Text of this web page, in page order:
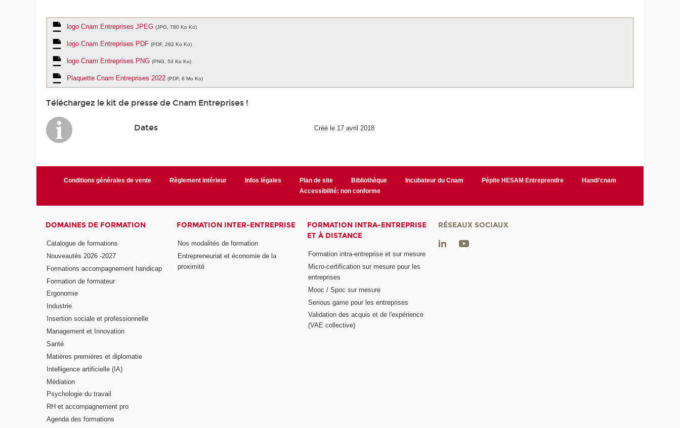
logo Cnam Entreprises JPEG (JPG, 780 Ko Ko)
logo Cnam Entreprises PDF (PDF, 292 Ko Ko)
logo Cnam Entreprises PNG (PNG, 53 Ko Ko)
Plaquette Cnam Entreprises 2022 (PDF, 6 Mo Ko)
Téléchargez le kit de presse de Cnam Entreprises !
Dates Créé le 17 avril 2018
Conditions générales de vente Règlement intérieur Infos légales Plan de site Bibliothèque Incubateur du Cnam Pépite HESAM Entreprendre
Handi'cnam
Accessibilité: non conforme
DOMAINES DE FORMATION
Catalogue de formations
Nouveautés 2026 -2027
Formations accompagnement handicap
Formation de formateur
Ergonomie
Industrie
Insertion sociale et professionnelle
Management et Innovation
Santé
Matières premières et diplomatie
Intelligence artificielle (IA)
Médiation
Psychologie du travail
RH et accompagnement pro
Agenda des formations
FORMATION INTER-ENTREPRISE
Nos modalités de formation
Entrepreneuriat et économie de la
proximité
FORMATION INTRA-ENTREPRISE
ET À DISTANCE
Formation intra-entreprise et sur mesure
Micro-certification sur mesure pour les
entreprises
Mooc / Spoc sur mesure
Serious game pour les entreprises
Validation des acquis et de l'expérience
(VAE collective)
RÉSEAUX SOCIAUX